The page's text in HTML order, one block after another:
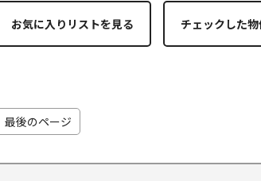
お気に入りリストを見る
最後のページ